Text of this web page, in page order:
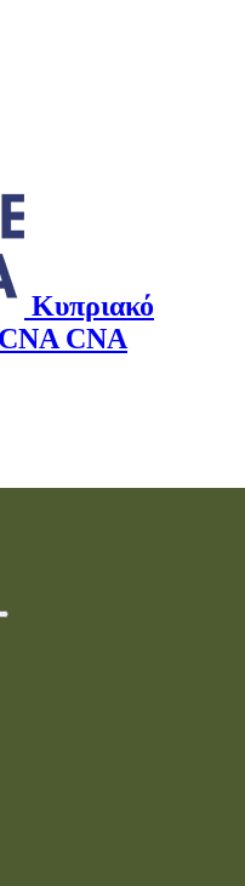
Κυπριακό
CNA CNA